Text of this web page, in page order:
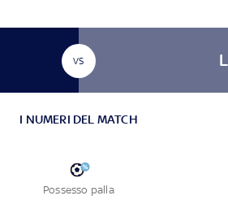
VS
I NUMERI DEL MATCH
Possesso palla